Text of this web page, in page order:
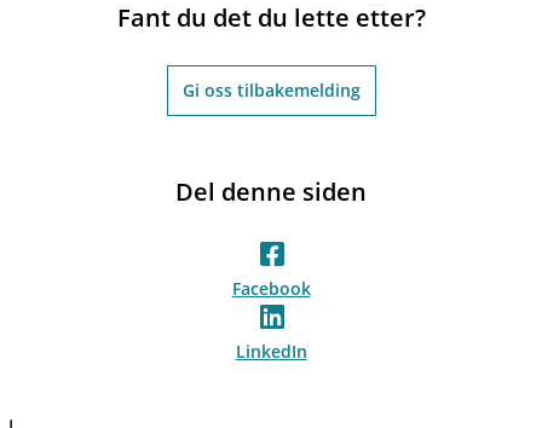
Fant du det du lette etter?
Gi oss tilbakemelding
Del denne siden
Facebook
LinkedIn